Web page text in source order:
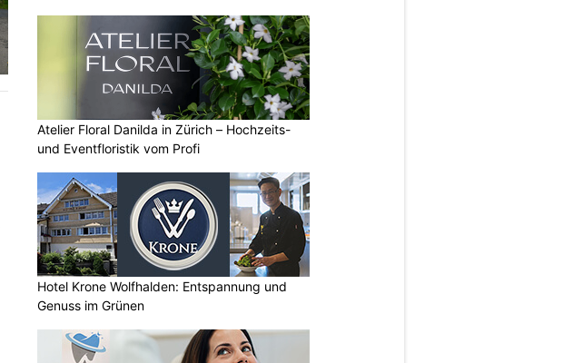
Atelier Floral Danilda in Zürich – Hochzeits-
und Eventfloristik vom Profi
Hotel Krone Wolfhalden: Entspannung und
Genuss im Grünen